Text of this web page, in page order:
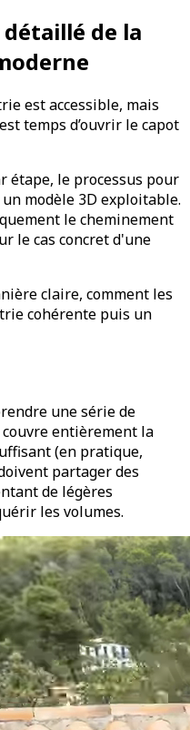
de la
est accessible, mais
temps d’ouvrir le capot
étape, le processus pour
modèle 3D exploitable.
le cheminement
le cas concret d'une
claire, comment les
cohérente puis un
une série de
entièrement la
(en pratique,
partager des
de légères
les volumes.